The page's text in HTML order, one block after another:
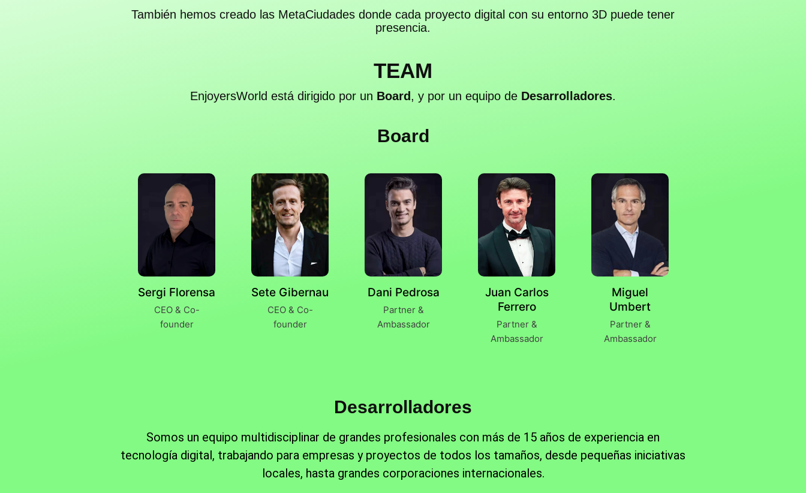
También hemos creado las MetaCiudades donde cada proyecto digital con su entorno 3D puede tener
presencia.
TEAM
EnjoyersWorld está dirigido por un Board, y por un equipo de Desarrolladores.
Board
Sergi Florensa
CEO & Co-
founder
Sete Gibernau
CEO & Co-
founder
Dani Pedrosa
Partner &
Ambassador
Juan Carlos
Ferrero
Partner &
Ambassador
Miguel
Umbert
Partner &
Ambassador
Desarrolladores
Somos un equipo multidisciplinar de grandes profesionales con más de 15 años de experiencia en
tecnología digital, trabajando para empresas y proyectos de todos los tamaños, desde pequeñas iniciativas
locales, hasta grandes corporaciones internacionales.